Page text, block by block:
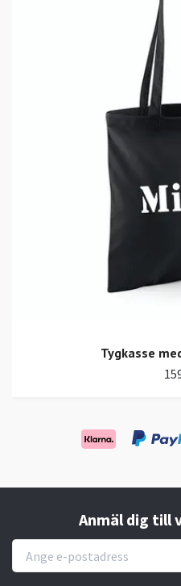
Tygkasse
Anmäl dig till